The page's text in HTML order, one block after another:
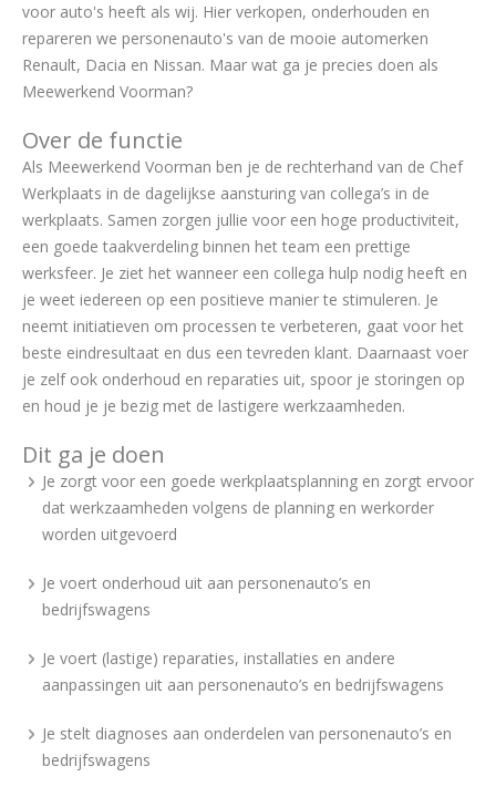
voor auto's heeft als wij. Hier verkopen, onderhouden en
repareren we personenauto's van de mooie automerken
Renault, Dacia en Nissan. Maar wat ga je precies doen als
Meewerkend Voorman?
Over de functie
Als Meewerkend Voorman ben je de rechterhand van de Chef
Werkplaats in de dagelijkse aansturing van collega’s in de
werkplaats. Samen zorgen jullie voor een hoge productiviteit,
een goede taakverdeling binnen het team een prettige
werksfeer. Je ziet het wanneer een collega hulp nodig heeft en
je weet iedereen op een positieve manier te stimuleren. Je
neemt initiatieven om processen te verbeteren, gaat voor het
beste eindresultaat en dus een tevreden klant. Daarnaast voer
je zelf ook onderhoud en reparaties uit, spoor je storingen op
en houd je je bezig met de lastigere werkzaamheden.
Dit ga je doen
Je zorgt voor een goede werkplaatsplanning en zorgt ervoor
dat werkzaamheden volgens de planning en werkorder
worden uitgevoerd
Je voert onderhoud uit aan personenauto’s en
bedrijfswagens
Je voert (lastige) reparaties, installaties en andere
aanpassingen uit aan personenauto’s en bedrijfswagens
Je stelt diagnoses aan onderdelen van personenauto’s en
bedrijfswagens